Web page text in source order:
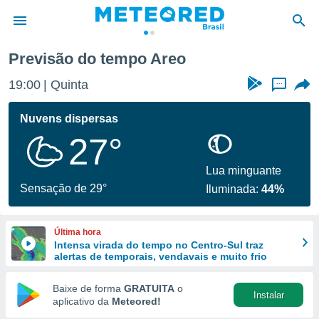
da
fornecidas
a este
das
e
forma
digital
Previsão do tempo Areo
19:00 Quinta ...
Nuvens dispersas
27°
Sensação de 29°
Lua minguante
Iluminada:44%
Última hora
Intensa virada do tempo no Centro-Sul traz
alertas de temporais, vendavais e muito frio
Baixe de forma GRATUITA o
aplicativo da Meteored!
Instalar